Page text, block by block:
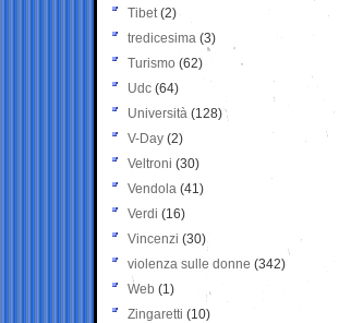
Tibet(2)
tredicesima (3)
Turismo (62)
Udc (64)
Università (128)
V-Day (2)
Veltroni (30)
Vendola (41)
Verdi (16)
Vincenzi (30)
violenza sulle donne (342)
Web (1)
Zingaretti (10)